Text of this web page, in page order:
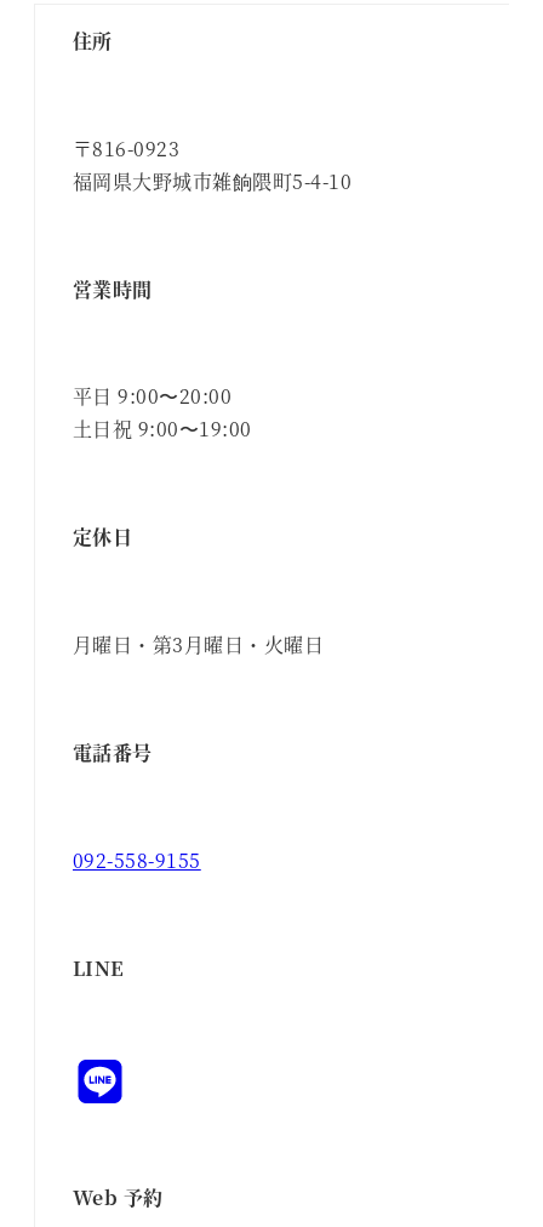
住所
〒816-0923
福岡県大野城市雑餉隈町5-4-10
営業時間
平日 9:00〜20:00
土日祝 9:00〜19:00
定休日
月曜日・第3月曜日・火曜日
電話番号
092-558-9155
LINE
Web 予約